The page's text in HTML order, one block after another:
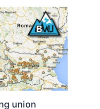
union